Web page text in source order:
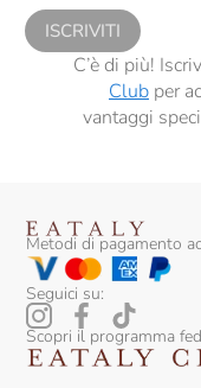
ISCRIVITI
C’è di più!
Clubper
vantaggi
Metodi di pagamento
Seguici su:
Scopri il programma